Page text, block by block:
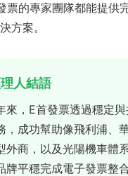
票的專家團隊都能提供
方案。
理人結語
來，E首發票透過穩定
，成功幫助像飛利浦、
外商，以及光陽機車體
牌平穩完成電子發票整